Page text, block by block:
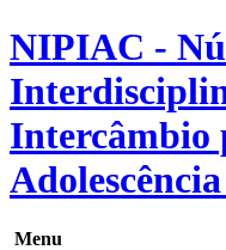
NIPIAC -
Intercâmbio
Menu